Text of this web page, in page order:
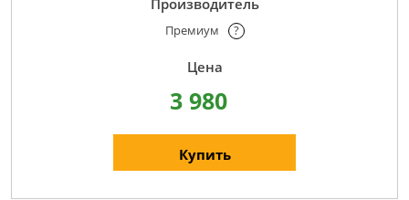
Премиум ?
3 980
Купить